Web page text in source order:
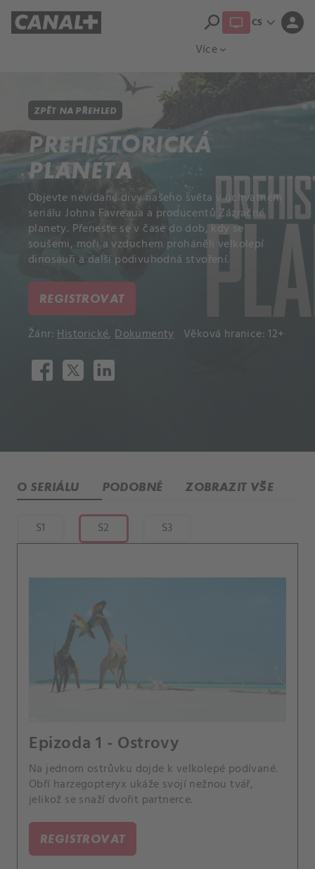
Více expand_more
search CS expand_more person
ZPĚT NA PŘEHLED
PREHISTORICKÁ
PLANETA
Objevte nevídané divy našeho světa v úchvatném
seriálu Johna Favreaua a producentů Zázračné
planety. Přeneste se v čase do dob, kdy se
soušemi, moři a vzduchem proháněli velkolepí
dinosauři a další podivuhodná stvoření.
REGISTROVAT
Žánr:Historické,Dokumenty Věková hranice: 12+
O SERIÁLU PODOBNÉ ZOBRAZIT VŠE
S1 S2 S3
Epizoda 1 - Ostrovy
Na jednom ostrůvku dojde k velkolepé podívané.
Obří harzegopteryx ukáže svojí nežnou tvář,
jelikož se snaží dvořit partnerce.
REGISTROVAT